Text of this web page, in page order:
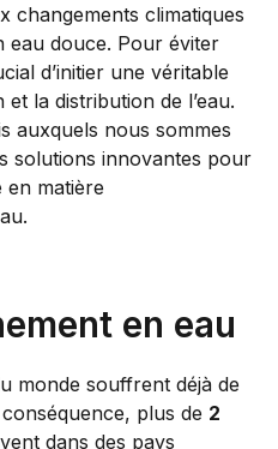
changements climatiques
eau douce. Pour éviter
d’initier une véritable
et la distribution de l’eau.
auxquels nous sommes
solutions innovantes pour
matière
en eau
monde souffrent déjà de
plus de 2
dans des pays